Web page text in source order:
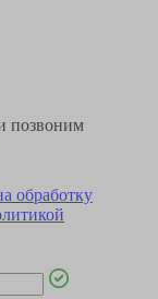
позвоним
обработку